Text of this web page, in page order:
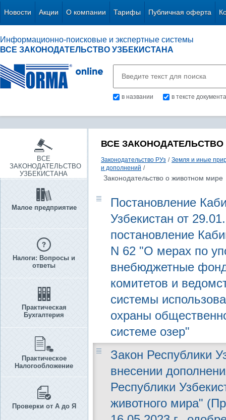
Новости Акции О компании Тарифы Публичная оферта
Информационно-поисковые и экспертные системы
ВСЕ ЗАКОНОДАТЕЛЬСТВО УЗБЕКИСТАНА
в названии в тексте документа
ВСЕ
ЗАКОНОДАТЕЛЬСТВО
УЗБЕКИСТАНА
Малое предприятие
Налоги: Вопросы и
ответы
Практическая
Бухгалтерия
Практическое
Налогообложение
Проверки от А до Я
ВСЕ ЗАКОНОДАТЕЛЬСТВО
Законодательство РУз / Земля и иные
и дополнений /
Законодательство о животном мире
Постановление
Узбекистан от
постановление
N 62 "О мерах по
внебюджетные
комитетов и
системы
охраны
системе озер"
Закон Республики
внесении
Республики
животного мира"